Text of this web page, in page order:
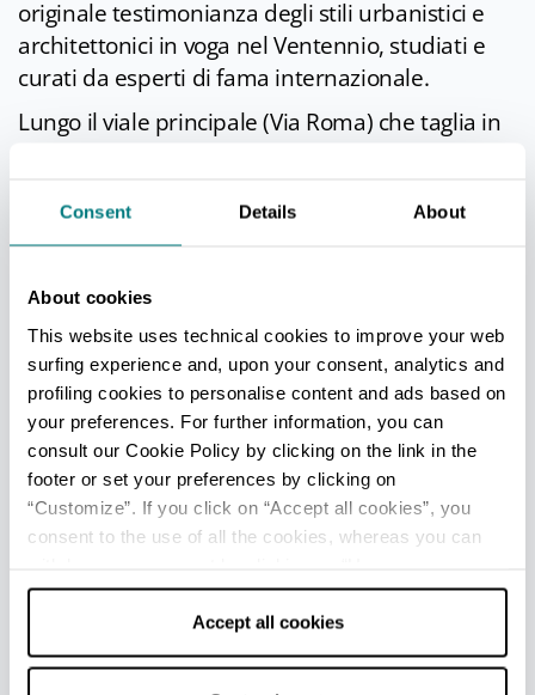
Consent Details About
About cookies
This website uses technical cookies to improve your web
surfing experience and, upon your consent, analytics and
profiling cookies to personalise content and ads based on
your preferences. For further information, you can
consult our Cookie Policy by clicking on the link in the
footer or set your preferences by clicking on
“Customize”. If you click on “Accept all cookies”, you
consent to the use of all the cookies, whereas you can
cookies only” and only the technical cookies for the
correct functioning of the website will be used.
Accept all cookies
originale testimonianza degli stili urbanistici e
architettonici in voga nel Ventennio, studiati e
curati da esperti di fama internazionale.
Lungo il viale principale (Via Roma) che taglia in
innovative. Si incontrano così l’ex Albergo
Appennino, realizzato per accogliere i flussi di
pellegrini in visita a Predappio; l’Ufficio
Economiche, assegnate ai dipendenti pubblici;
Palazzo Varano fino alla monumentale Casa del
Fascio con la “virile e modernissima” torre
littoria.
Ma non finisce qui...
sono tante le città dell’Emilia Romagna che
conservano resti dell’architettura razionalista.
Una menzione particolareva alla piccola